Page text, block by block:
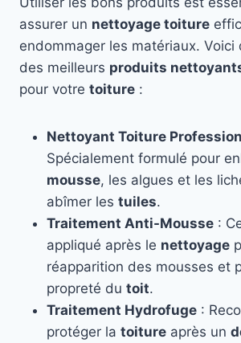
assurer un nettoyage toiture
endommager les matériaux. Voici
des meilleurs produits
pour votre toiture :
Nettoyant Toiture
Spécialement formulé pour
mousse, les algues et les
abîmer les tuiles.
Traitement Anti-Mousse :
appliqué après le nettoyage
réapparition des mousses et
propreté du toit.
Traitement Hydrofuge :
protéger la toiture après un